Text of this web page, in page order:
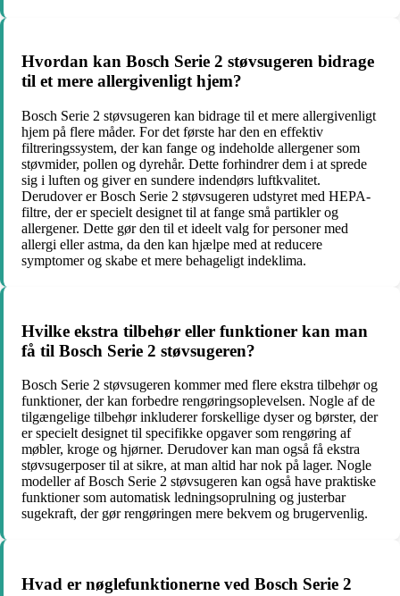
Hvordan kan Bosch Serie 2 støvsugeren bidrage
til et mere allergivenligt hjem?
Bosch Serie 2 støvsugeren kan bidrage til et mere allergivenligt
hjem på flere måder. For det første har den en effektiv
filtreringssystem, der kan fange og indeholde allergener som
støvmider, pollen og dyrehår. Dette forhindrer dem i at sprede
sig i luften og giver en sundere indendørs luftkvalitet.
Derudover er Bosch Serie 2 støvsugeren udstyret med HEPA-
filtre, der er specielt designet til at fange små partikler og
allergener. Dette gør den til et ideelt valg for personer med
allergi eller astma, da den kan hjælpe med at reducere
symptomer og skabe et mere behageligt indeklima.
Hvilke ekstra tilbehør eller funktioner kan man
få til Bosch Serie 2 støvsugeren?
Bosch Serie 2 støvsugeren kommer med flere ekstra tilbehør og
funktioner, der kan forbedre rengøringsoplevelsen. Nogle af de
tilgængelige tilbehør inkluderer forskellige dyser og børster, der
er specielt designet til specifikke opgaver som rengøring af
møbler, kroge og hjørner. Derudover kan man også få ekstra
støvsugerposer til at sikre, at man altid har nok på lager. Nogle
modeller af Bosch Serie 2 støvsugeren kan også have praktiske
funktioner som automatisk ledningsoprulning og justerbar
sugekraft, der gør rengøringen mere bekvem og brugervenlig.
Hvad er nøglefunktionerne ved Bosch Serie 2